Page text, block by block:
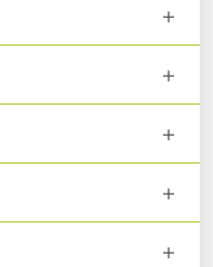
+
+
+
+
+